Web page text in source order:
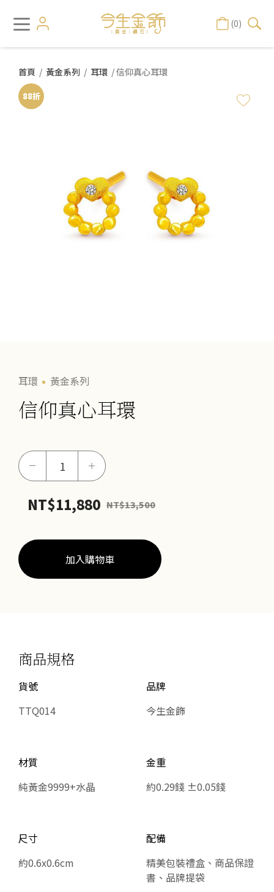
(0)
首頁 / 黃金系列 / 耳環 / 信仰真心耳環
88折
耳環 黃金系列
信仰真心耳環
－
心
環
＋
NT$11,880 NT$13,500
加入購物車
商品規格
貨號
TTQ014
品牌
今生金飾
材質
純黃金9999+水晶
金重
約0.29錢 ±0.05錢
尺寸
約0.6x0.6cm
配備
精美包裝禮盒、商品保證
書、品牌提袋